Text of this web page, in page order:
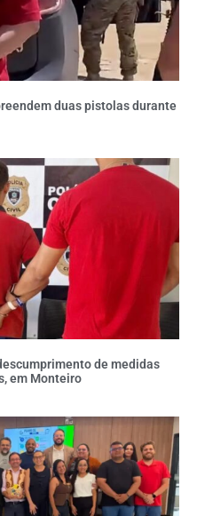
duas pistolas durante
de medidas
em Monteiro